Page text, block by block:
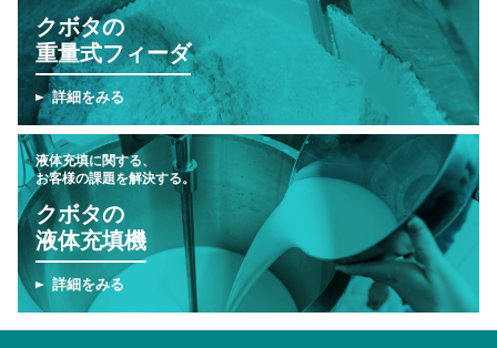
クボタの
重量式フィーダ
詳細をみる
液体充填に関する、
お客様の課題を解決する。
クボタの
液体充填機
詳細をみる